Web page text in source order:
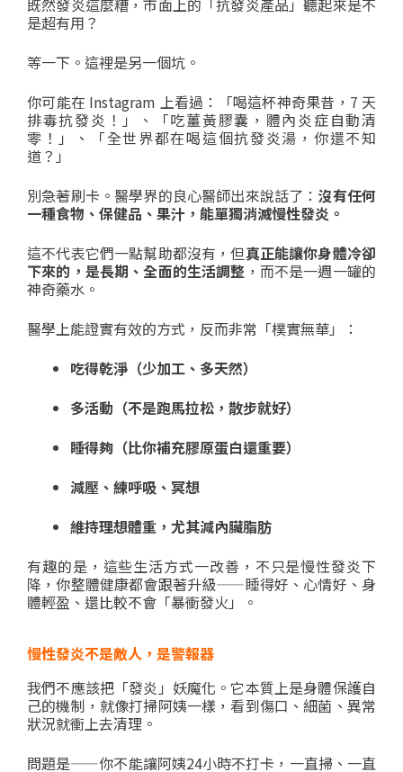
是超有用？
等一下。這裡是另一個坑。
你可能在 Instagram 上看過：「喝這杯神奇果昔，7 天
排毒抗發炎！」、「吃薑黃膠囊，體內炎症自動清
零！」、「全世界都在喝這個抗發炎湯，你還不知
道？」
別急著刷卡。醫學界的良心醫師出來說話了： 沒有任何
一種食物、保健品、果汁，能單獨消滅慢性發炎。
這不代表它們一點幫助都沒有，但真正能讓你身體冷卻
下來的，是長期、全面的生活調整 ，而不是一週一罐的
神奇藥水。
醫學上能證實有效的方式，反而非常「樸實無華」：
吃得乾淨（少加工、多天然）
多活動（不是跑馬拉松，散步就好）
睡得夠（比你補充膠原蛋白還重要）
減壓、練呼吸、冥想
維持理想體重，尤其減內臟脂肪
有趣的是，這些生活方式一改善，不只是慢性發炎下
降，你整體健康都會跟著升級——睡得好、心情好、身
體輕盈、還比較不會「暴衝發火」。
慢性發炎不是敵人，是警報器
我們不應該把「發炎」妖魔化。它本質上是身體保護自
己的機制，就像打掃阿姨一樣，看到傷口、細菌、異常
狀況就衝上去清理。
問題是——你不能讓阿姨24小時不打卡，一直掃、一直